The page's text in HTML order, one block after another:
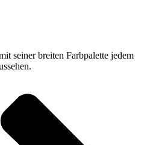
seiner breiten Farbpalette jedem